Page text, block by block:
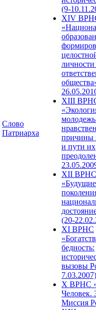
Слово
Патриарха
(9-
XIV
XIII
причины
и пути их
XII ВРНС
«Будущие
(20-
XI ВРНС
бедность:
вызовы
7.03.2007)
X ВРНС
Человек.
Миссия